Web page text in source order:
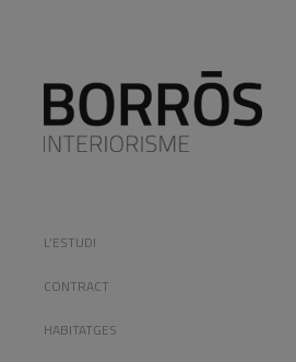
L’ESTUDI
CONTRACT
HABITATGES